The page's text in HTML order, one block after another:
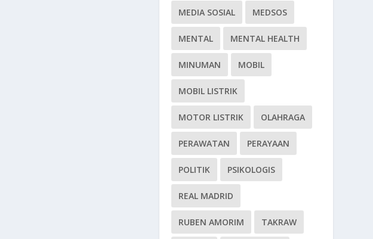
MEDIA SOSIAL MEDSOS
MENTAL MENTAL HEALTH
MINUMAN MOBIL
MOBIL LISTRIK
MOTOR LISTRIK OLAHRAGA
PERAWATAN PERAYAAN
POLITIK PSIKOLOGIS
REAL MADRID
RUBEN AMORIM TAKRAW